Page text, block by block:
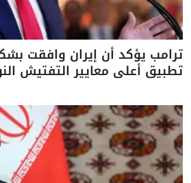
ترامب يؤكد أن إيران وافقت
تطبيق أعلى معايير التفتيش